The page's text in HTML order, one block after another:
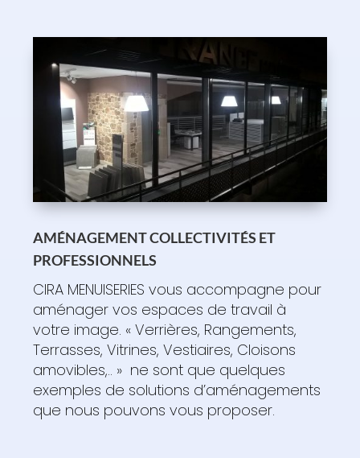
AMÉNAGEMENT COLLECTIVITÉS ET
PROFESSIONNELS
CIRA MENUISERIES vous accompagne pour
aménager vos espaces de travail à
votre image. « Verrières, Rangements,
Terrasses, Vitrines, Vestiaires, Cloisons
amovibles,.. » ne sont que quelques
exemples de solutions d’aménagements
que nous pouvons vous proposer.